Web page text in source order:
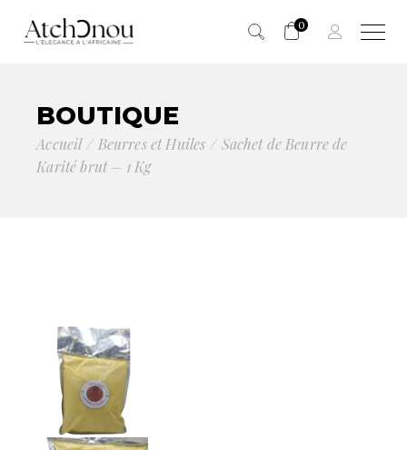
0
Panier vide.
BOUTIQUE
Accueil Beurres et Huiles
Sachet de Beurre de
Karité brut – 1 Kg